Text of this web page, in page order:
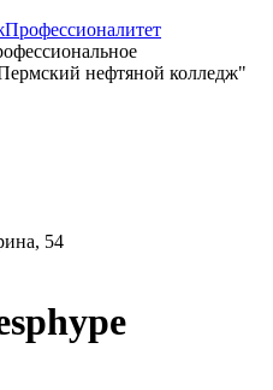
Профессионалитет
нефтяной колледж"
54